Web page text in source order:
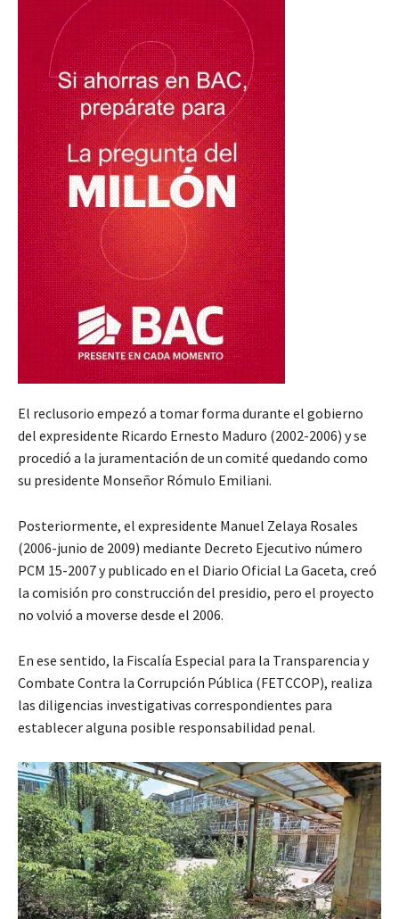
El reclusorio empezó a tomar forma durante el gobierno
del expresidente Ricardo Ernesto Maduro (2002-2006) y se
procedió a la juramentación de un comité quedando como
su presidente Monseñor Rómulo Emiliani.
Posteriormente, el expresidente Manuel Zelaya Rosales
(2006-junio de 2009) mediante Decreto Ejecutivo número
PCM 15-2007 y publicado en el Diario Oficial La Gaceta, creó
la comisión pro construcción del presidio, pero el proyecto
no volvió a moverse desde el 2006.
En ese sentido, la Fiscalía Especial para la Transparencia y
Combate Contra la Corrupción Pública (FETCCOP), realiza
las diligencias investigativas correspondientes para
establecer alguna posible responsabilidad penal.